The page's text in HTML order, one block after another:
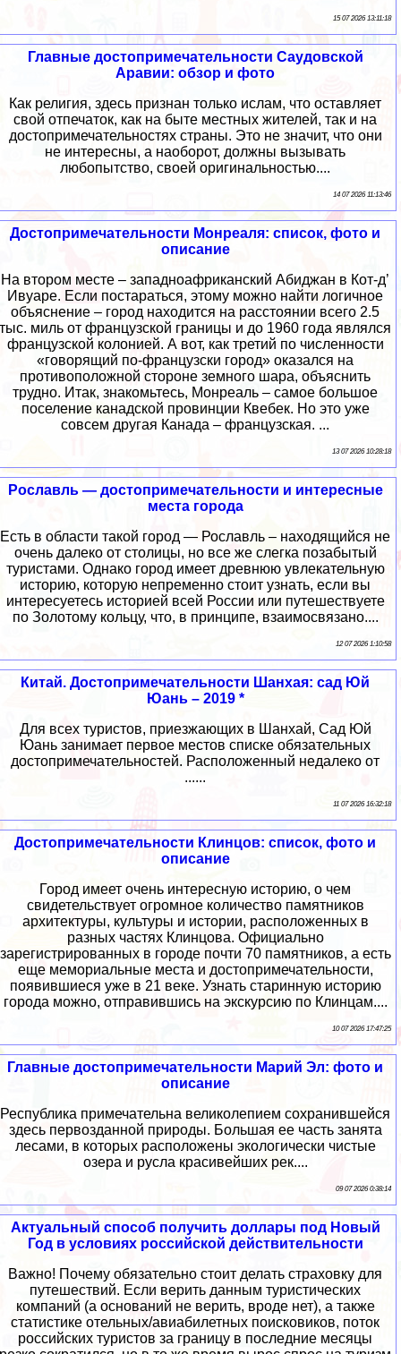
15 07 2026 13:11:18
Главные достопримечательности Саудовской
Аравии: обзор и фото
Как религия, здесь признан только ислам, что оставляет
свой отпечаток, как на быте местных жителей, так и на
достопримечательностях страны. Это не значит, что они
не интересны, а наоборот, должны вызывать
любопытство, своей оригинальностью....
14 07 2026 11:13:46
Достопримечательности Монреаля: список, фото и
описание
На втором месте – западноафриканский Абиджан в Кот-д’
Ивуаре. Если постараться, этому можно найти логичное
объяснение – город находится на расстоянии всего 2.5
тыс. миль от французской границы и до 1960 года являлся
французской колонией. А вот, как третий по численности
«говорящий по-французски город» оказался на
противоположной стороне земного шара, объяснить
трудно. Итак, знакомьтесь, Монреаль – самое большое
поселение канадской провинции Квебек. Но это уже
совсем другая Канада – французская. ...
13 07 2026 10:28:18
Рославль — достопримечательности и интересные
места города
Есть в области такой город — Рославль – находящийся не
очень далеко от столицы, но все же слегка позабытый
туристами. Однако город имеет древнюю увлекательную
историю, которую непременно стоит узнать, если вы
интересуетесь историей всей России или путешествуете
по Золотому кольцу, что, в принципе, взаимосвязано....
12 07 2026 1:10:58
Китай. Достопримечательности Шанхая: сад Юй
Юань – 2019 *
Для всех туристов, приезжающих в Шанхай, Сад Юй
Юань занимает первое местов списке обязательных
достопримечательностей. Расположенный недалеко от
......
11 07 2026 16:32:18
Достопримечательности Клинцов: список, фото и
описание
Город имеет очень интересную историю, о чем
свидетельствует огромное количество памятников
архитектуры, культуры и истории, расположенных в
разных частях Клинцова. Официально
зарегистрированных в городе почти 70 памятников, а есть
еще мемориальные места и достопримечательности,
появившиеся уже в 21 веке. Узнать старинную историю
города можно, отправившись на экскурсию по Клинцам....
10 07 2026 17:47:25
Главные достопримечательности Марий Эл: фото и
описание
Республика примечательна великолепием сохранившейся
здесь первозданной природы. Большая ее часть занята
лесами, в которых расположены экологически чистые
озера и русла красивейших рек....
09 07 2026 0:38:14
Актуальный способ получить доллары под Новый
Год в условиях российской действительности
Важно! Почему обязательно стоит делать страховку для
путешествий. Если верить данным туристических
компаний (а оснований не верить, вроде нет), а также
статистике отельных/авиабилетных поисковиков, поток
российских туристов за границу в последние месяцы